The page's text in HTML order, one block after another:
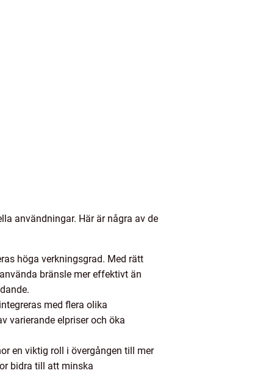
användningar. Här är några av de
höga verkningsgrad. Med rätt
bränsle mer effektivt än
med flera olika
varierande elpriser och öka
en viktig roll i övergången till mer
bidra till att minska